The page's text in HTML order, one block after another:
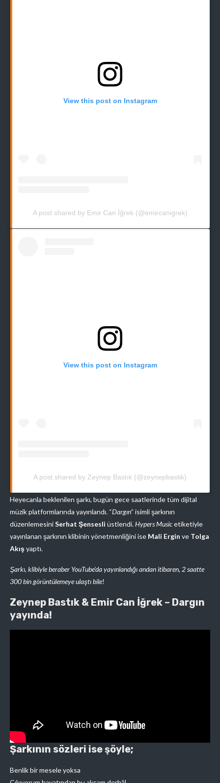
View this post on Instagram
A post shared by Emir Can İğrek (@emircanigrek)
View this post on Instagram
A post shared by Zeynep Bastık (@zeynepbastik)
Heyecanla beklenilen şarkı, bugün gece saatlerinde tüm dijital
müzik platformlarında yayınlandı. “Dargın” isimli şarkının
düzenlemesiniSerhat Şensesli üstlendi.Hypers Musicetiketiyle
yayınlanan şarkının klibinin yönetmenliğini ise Mali Ergin ve Tolga
Akış yaptı.
Şarkı, klibiyle beraber YouTube’da yayınlandığı andan itibaren, 2 saatte
300 bin görüntülemeye ulaştı bile!
Zeynep Bastık & Emir Can İğrek – Dargın
yayında!
Şarkının sözleri ise şöyle;
Benlik bir mesele yoksa